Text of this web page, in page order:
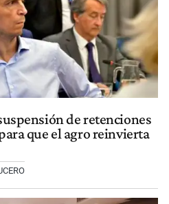
de retenciones
que el agro reinvierta